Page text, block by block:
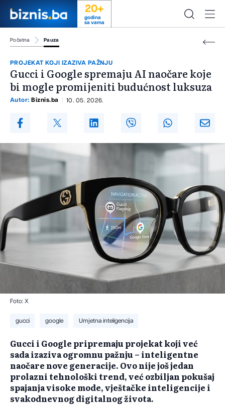
20+
godina
sa vama
Početna Pauza
PROJEKAT KOJI IZAZIVA PAŽNJU
Gucci i Google spremaju AI naočare koje
bi mogle promijeniti budućnost luksuza
Autor: Biznis.ba 10. 05. 2026.
Foto: X
gucci google Umjetna inteligencija
Gucci i Google pripremaju projekat koji već
sada izaziva ogromnu pažnju – inteligentne
naočare nove generacije. Ovo nije još jedan
prolazni tehnološki trend, već ozbiljan pokušaj
spajanja visoke mode, vještačke inteligencije i
svakodnevnog digitalnog života.